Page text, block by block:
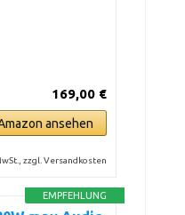
169,00 €
ansehen
zzgl. Versandkosten
EMPFEHLUNG